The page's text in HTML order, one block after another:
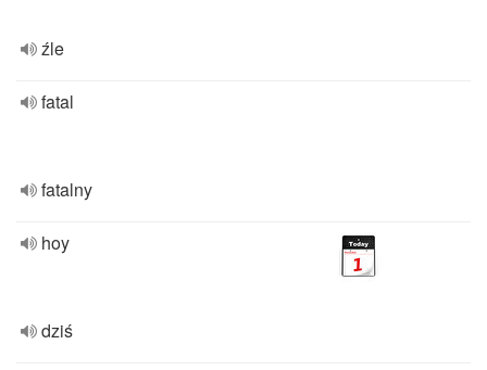
źle
fatal
fatalny
hoy
dziś